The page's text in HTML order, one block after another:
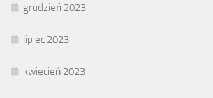
grudzień 2023
lipiec 2023
kwiecień 2023